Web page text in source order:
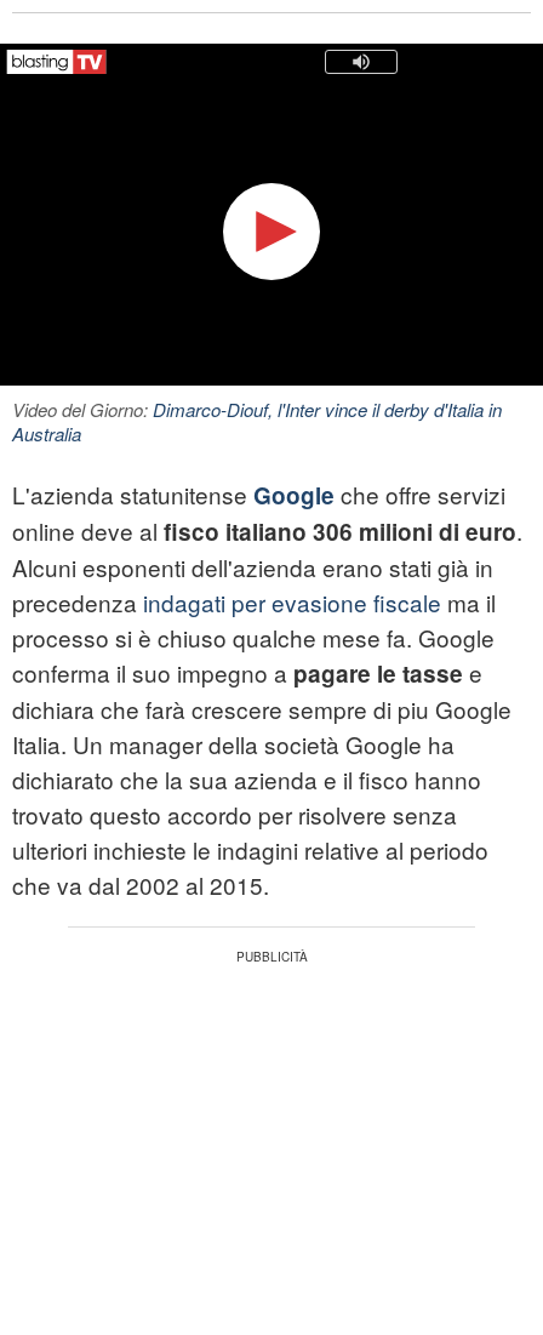
Video del Giorno:Dimarco-Diouf, l'Inter vince il derby d'Italia in
Australia
L'azienda statunitense Google che offre servizi
online deve al fisco italiano 306 milioni di euro.
Alcuni esponenti dell'azienda erano stati già in
precedenza indagati per evasione fiscale ma il
processo si è chiuso qualche mese fa. Google
conferma il suo impegno a pagare le tasse e
dichiara che farà crescere sempre di piu Google
Italia. Un manager della società Google ha
dichiarato che la sua azienda e il fisco hanno
trovato questo accordo per risolvere senza
ulteriori inchieste le indagini relative al periodo
che va dal 2002 al 2015.